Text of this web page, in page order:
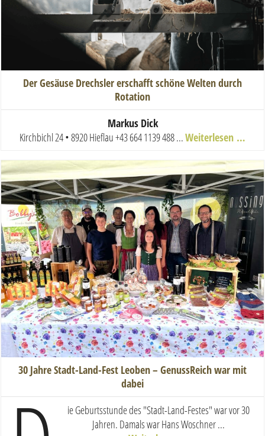
Der Gesäuse Drechsler erschafft schöne Welten durch
Rotation
Markus Dick
Kirchbichl 24 • 8920 Hieflau+43 664 1139 488...Weiterlesen …
30 Jahre Stadt-Land-Fest Leoben – GenussReich war mit
dabei
ie Geburtsstunde des "Stadt-Land-Festes" war vor 30
Jahren. Damals war Hans Woschner ...